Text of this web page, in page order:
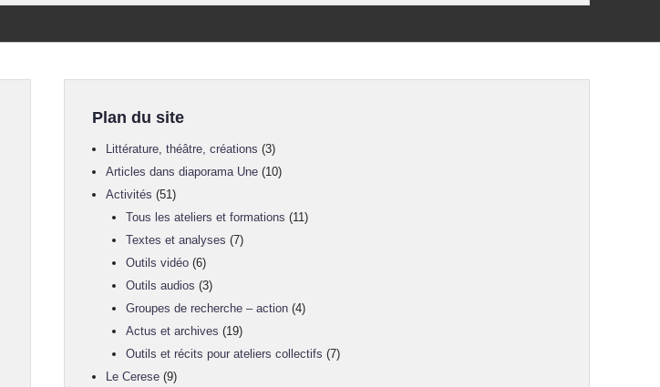
Plan du site
Littérature, théâtre, créations (3)
Articles dans diaporama Une(10)
Activités (51)
Tous les ateliers et formations (11)
Textes et analyses (7)
Outils vidéo (6)
Outils audios (3)
Groupes de recherche – action (4)
Actus et archives (19)
Outils et récits pour ateliers collectifs (7)
Le Cerese(9)